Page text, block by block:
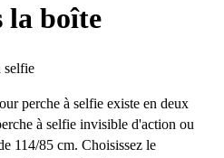
la boîte
selfie
perche à selfie existe en deux
à selfie invisible d'action ou
114/85 cm. Choisissez le